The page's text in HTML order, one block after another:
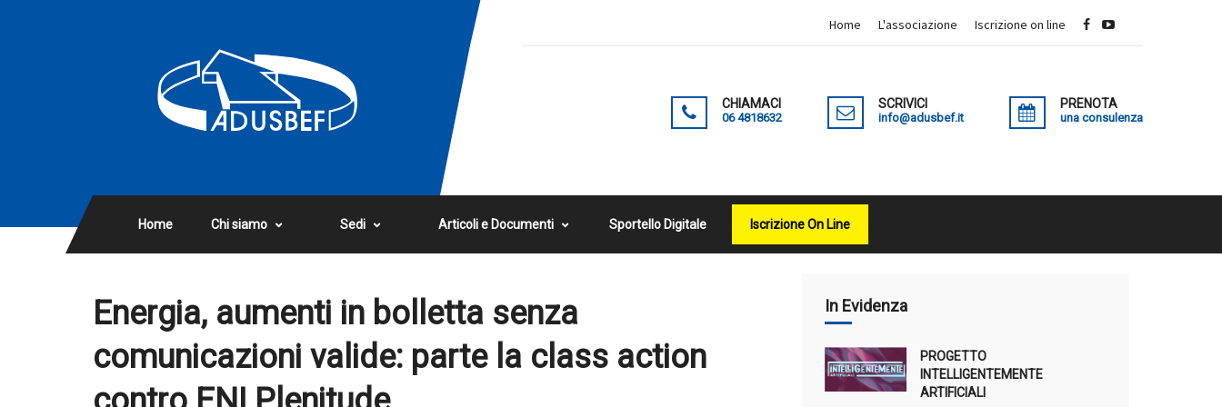
Home L'associazione Iscrizione on line
CHIAMACI
06 4818632
SCRIVICI
info@adusbef.it
PRENOTA
una consulenza
Home Chi siamo Sedi Articoli e Documenti Sportello Digitale Iscrizione On Line
X
Energia, aumenti in bolletta senza
comunicazioni valide: parte la class action
In Evidenza
PROGETTO
INTELLIGENTEMENTE
ARTIFICIALI